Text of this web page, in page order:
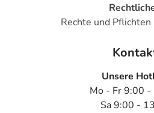
Rechte und Pflichten
Unsere
Mo - Fr 9:00
Sa 9:00 -